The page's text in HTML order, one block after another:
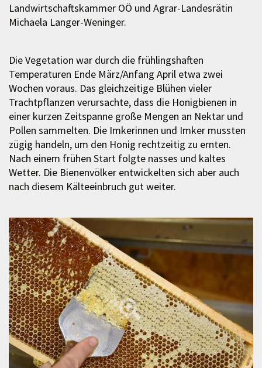
Landwirtschaftskammer OÖ und Agrar-Landesrätin
Michaela Langer-Weninger.
Die Vegetation war durch die frühlingshaften
Temperaturen Ende März/Anfang April etwa zwei
Wochen voraus. Das gleichzeitige Blühen vieler
Trachtpflanzen verursachte, dass die Honigbienen in
einer kurzen Zeitspanne große Mengen an Nektar und
Pollen sammelten. Die Imkerinnen und Imker mussten
zügig handeln, um den Honig rechtzeitig zu ernten.
Nach einem frühen Start folgte nasses und kaltes
Wetter. Die Bienenvölker entwickelten sich aber auch
nach diesem Kälteeinbruch gut weiter.